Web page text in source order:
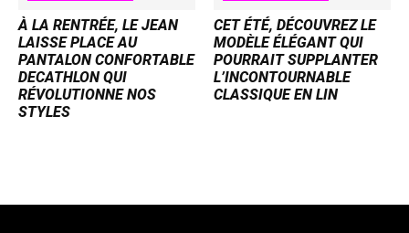
À LA RENTRÉE, LE JEAN
LAISSE PLACE AU
PANTALON CONFORTABLE
DECATHLON QUI
RÉVOLUTIONNE NOS
STYLES
CET ÉTÉ, DÉCOUVREZ LE
MODÈLE ÉLÉGANT QUI
POURRAIT SUPPLANTER
L’INCONTOURNABLE
CLASSIQUE EN LIN